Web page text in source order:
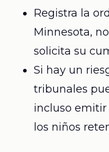
Registra la
Minnesota,
solicita su
Si hay un
tribunales
incluso emitir
los niños